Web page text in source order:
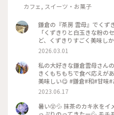
カフェ, スイーツ・お菓子
鎌倉の『茶房 雲母』でくず
「くずきりと白玉きな粉の
ど、くずきりすごく美味し
ます。 1時間待ちを想定し
た。 梅の見える特等席。
30分弱かかったので、だい
んでも食べたいクオリティ。 #神奈川#鎌倉#茶房雲母#白玉
もちずき#Ayuのおやつ#は
2026.03.01
私の大好きな鎌倉雲母さん
きくもちもちで食べ応えが
美味しい😋 #鎌倉#和#甘味
雲母
2023.06.17
暑い😵💦 抹茶のカキ氷をイ